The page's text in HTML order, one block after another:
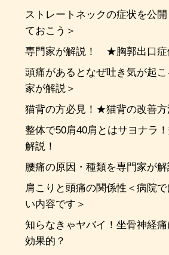
ストレートネックの症状を公
ておこう＞
専門家が解説！ ★胸郭出口
頭痛があるとなぜ吐き気が起
家が解説＞
猫背の方必見！★猫背の改善
整体で50肩40肩とはサヨナラ
解説！
腰痛の原因・種類を専門家が解
肩こりと頭痛の関係性＜病院
い内容です＞
知らなきゃヤバイ！坐骨神経
効果的？